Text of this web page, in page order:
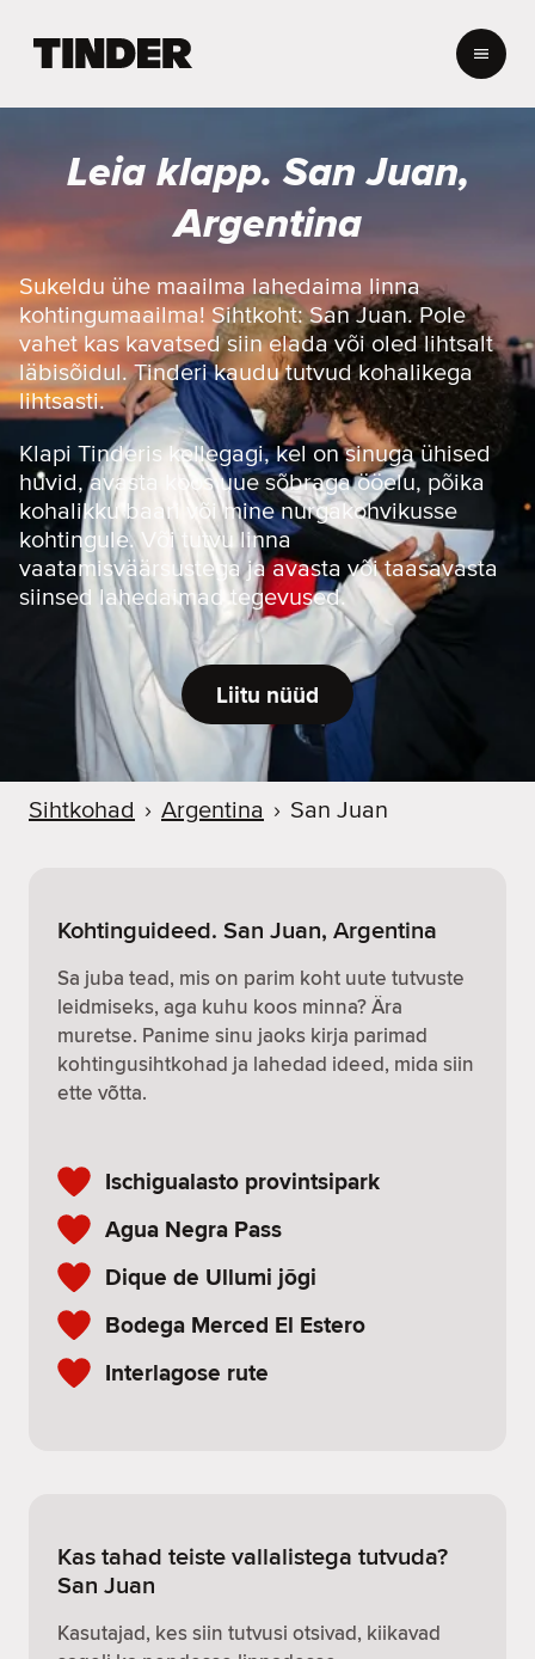
r
a
a
l
e
h
t
Leia klapp. San Juan,
Argentina
Sukeldu ühe maailma lahedaima linna
kohtingumaailma! Sihtkoht: San Juan. Pole
vahet kas kavatsed siin elada või oled lihtsalt
läbisõidul. Tinderi kaudu tutvud kohalikega
lihtsasti.
Klapi Tinderis kellegagi, kel on sinuga ühised
huvid, avasta koos uue sõbraga ööelu, põika
kohalikku baari või mine nurgakohvikusse
kohtingule. Või tutvu linna
vaatamisväärsustega ja avasta või taasavasta
siinsed lahedaimad tegevused.
Liitu nüüd
Sihtkohad › Argentina › San Juan
Kohtinguideed. San Juan, Argentina
Sa juba tead, mis on parim koht uute tutvuste
leidmiseks, aga kuhu koos minna? Ära
muretse. Panime sinu jaoks kirja parimad
kohtingusihtkohad ja lahedad ideed, mida siin
ette võtta.
Ischigualasto provintsipark
Agua Negra Pass
Dique de Ullumi jõgi
Bodega Merced El Estero
Interlagose rute
Kas tahad teiste vallalistega tutvuda?
San Juan
Kasutajad, kes siin tutvusi otsivad, kiikavad